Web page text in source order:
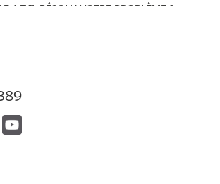
A-T-IL RÉSOLU VOTRE PROBLÈME ?